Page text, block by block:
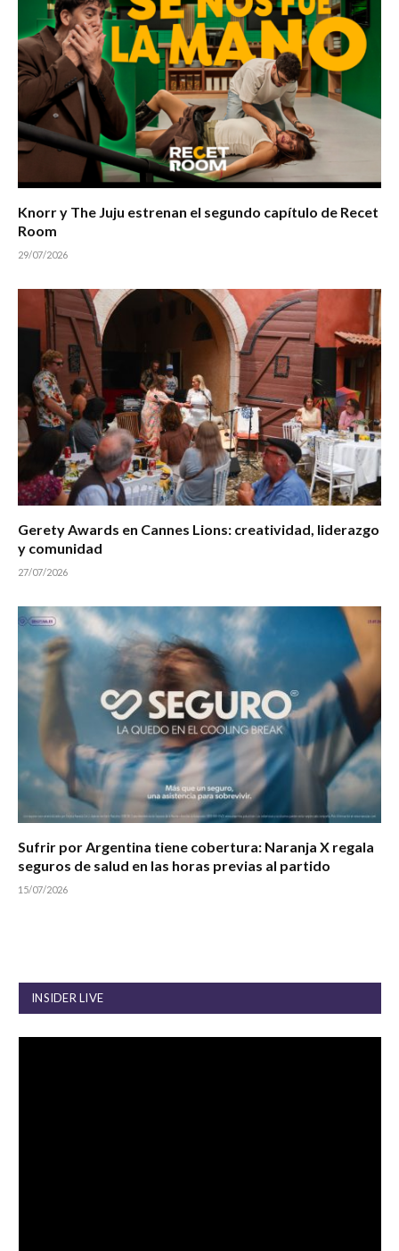
Knorr y The Juju estrenan el segundo capítulo de Recet
Room
29/07/2026
Gerety Awards en Cannes Lions: creatividad, liderazgo
y comunidad
27/07/2026
Sufrir por Argentina tiene cobertura: Naranja X regala
seguros de salud en las horas previas al partido
15/07/2026
INSIDER LIVE